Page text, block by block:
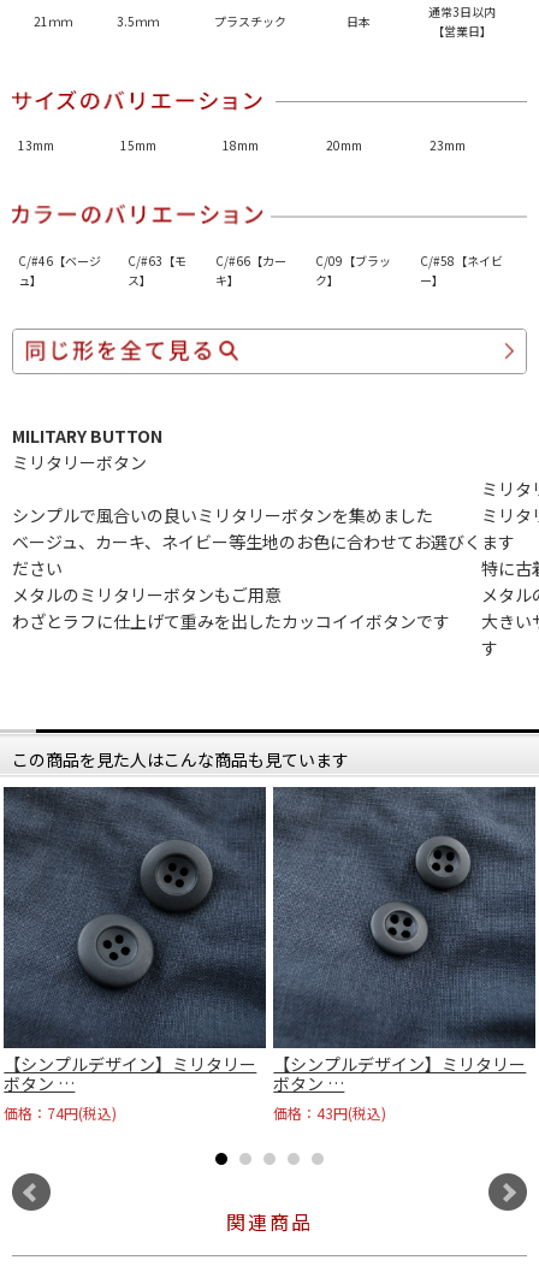
21ｍｍ
3.5ｍｍ プラスチック 日本
通常3日以内
【営業日】
13mm 15mm 18mm 20mm 23mm
C/#46【ベージ
ュ】
C/#63【モ
ス】
C/#66【カー
キ】
C/09【ブラッ
ク】
C/#58【ネイビ
ー】
MILITARY BUTTON
ミリタリーボタン
シンプルで風合いの良いミリタリーボタンを集めました
ベージュ、カーキ、ネイビー等生地のお色に合わせてお選びく
ださい
メタルのミリタリーボタンもご用意
わざとラフに仕上げて重みを出したカッコイイボタンです
ミリタ
ミリタ
ます
特に古
メタ
大きい
す
この商品を見た人はこんな商品も見ています
【シンプルデザイン】ミリタリー
ボタン …
価格：74円(税込)
【シンプルデザイン】ミリタリー
ボタン …
価格：43円(税込)
関連商品